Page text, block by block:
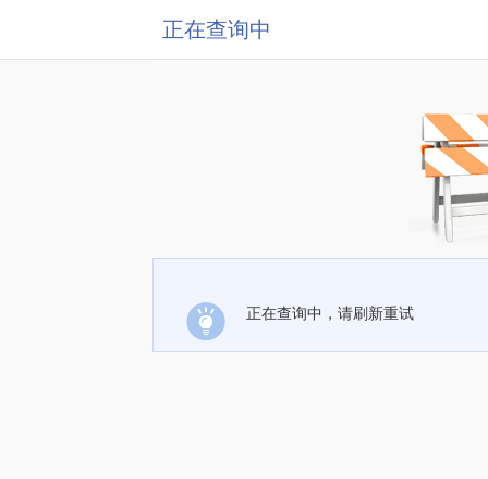
正在查询中
正在查询中，请刷新重试